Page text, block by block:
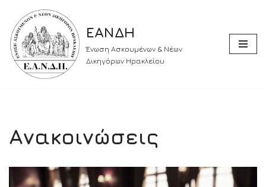
Skip
to
content
ΕΑΝΔΗ
Ένωση Ασκουμένων & Νέων
Δικηγόρων Ηρακλείου
Ανακοινώσεις